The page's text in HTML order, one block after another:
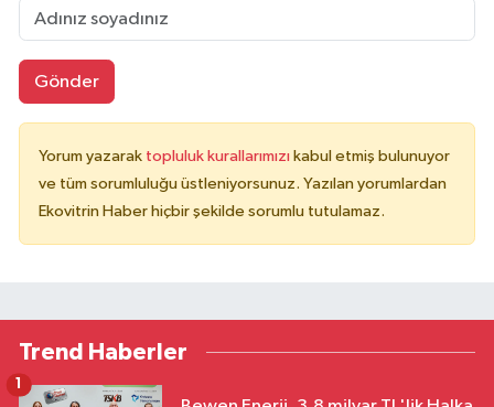
Gönder
Yorum yazarak topluluk kurallarımızı kabul etmiş bulunuyor
ve tüm sorumluluğu üstleniyorsunuz. Yazılan yorumlardan
Ekovitrin Haber hiçbir şekilde sorumlu tutulamaz.
Trend Haberler
1